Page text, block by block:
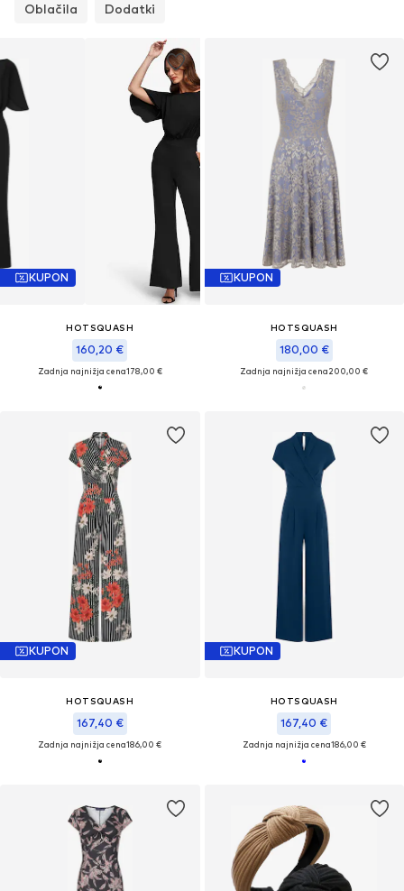
Oblačila Dodatki
KUPON
HOTSQUASH
160,20 €
Zadnja najnižja cena178,00 €
KUPON
HOTSQUASH
180,00 €
Zadnja najnižja cena200,00 €
KUPON
HOTSQUASH
167,40 €
Zadnja najnižja cena186,00 €
KUPON
HOTSQUASH
167,40 €
Zadnja najnižja cena186,00 €